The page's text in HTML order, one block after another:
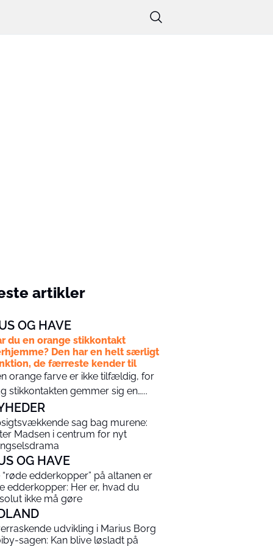
artikler
OG HAVE
du en orange stikkontakt
Den har en helt særligt
de færreste kender til
orange farve er ikke tilfældig, for
stikkontakten gemmer sig en…...
sag bag murene:
Madsen i centrum for nyt
OG HAVE
“røde edderkopper” på altanen er
edderkopper: Her er, hvad du
ikke må gøre
udvikling i Marius Borg
sagen: Kan blive løsladt på